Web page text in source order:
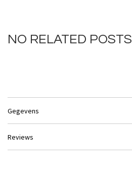
NO RELATED POSTS
Gegevens
Reviews